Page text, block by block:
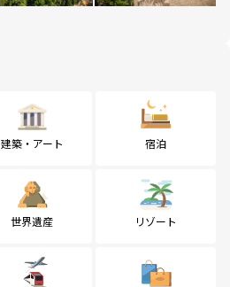
建築・アート 宿泊
世界遺産 リゾート